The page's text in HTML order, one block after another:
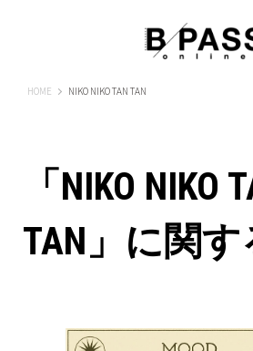
HOME B-PASS ONLINE
NIKO NIKO TAN TAN
「NIKO NIKO
TAN」に関